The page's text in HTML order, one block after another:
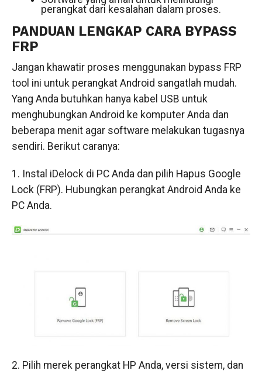
perangkat dari kesalahan dalam proses.
PANDUAN LENGKAP CARA BYPASS
FRP
Jangan khawatir proses menggunakan bypass FRP
tool ini untuk perangkat Android sangatlah mudah.
Yang Anda butuhkan hanya kabel USB untuk
menghubungkan Android ke komputer Anda dan
beberapa menit agar software melakukan tugasnya
sendiri. Berikut caranya:
1. Instal iDelock di PC Anda dan pilih Hapus Google
Lock (FRP). Hubungkan perangkat Android Anda ke
PC Anda.
2. Pilih merek perangkat HP Anda, versi sistem, dan